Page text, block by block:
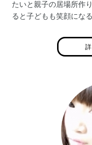
たいと親子の居場所作
ると子どもも笑顔にな
アメブロ：https://